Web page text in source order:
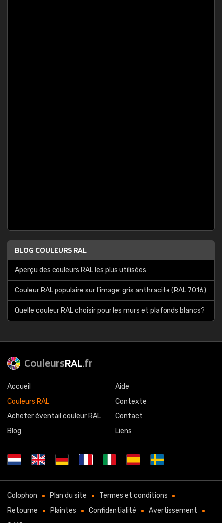
BLOG COULEURS RAL
Aperçu des couleurs RAL les plus utilisées
Couleur RAL populaire sur l'image: gris anthracite (RAL 7016)
Quelle couleur RAL choisir pour les murs et plafonds blancs?
CouleursRAL.fr
Accueil
Couleurs RAL
Acheter éventail couleur RAL
Blog
Aide
Contexte
Contact
Liens
Colophon Plan du site
Termes et conditions
Retourne
Plaintes Confidentialité
Avertissement